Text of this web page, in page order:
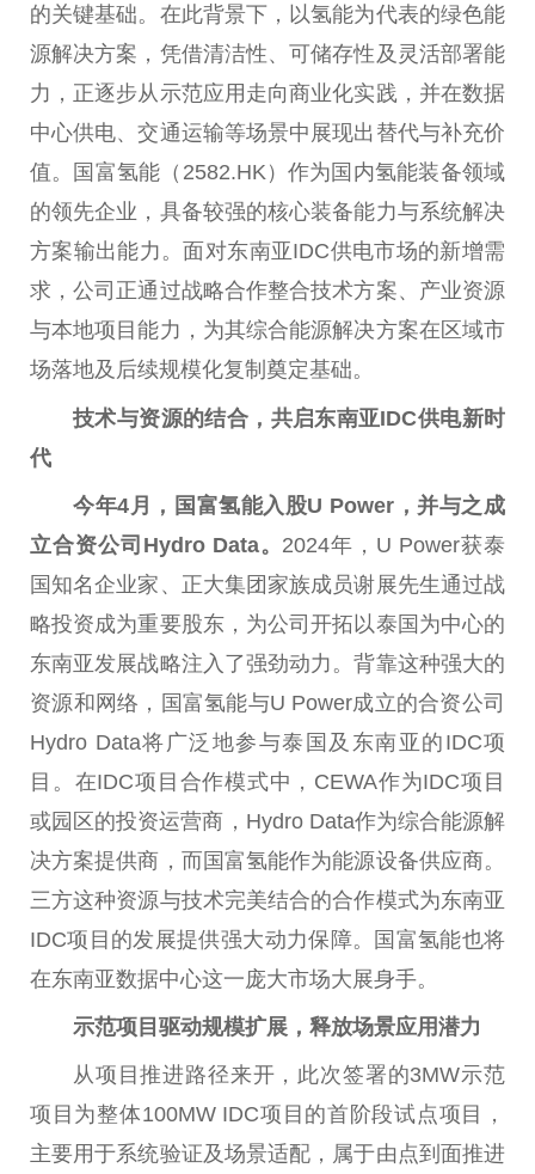
的关键基础。在此背景下，以氢能为代表的绿色能
源解决方案，凭借清洁性、可储存性及灵活部署能
力，正逐步从示范应用走向商业化实践，并在数据
中心供电、交通运输等场景中展现出替代与补充价
值。国富氢能（2582.HK）作为国内氢能装备领域
的领先企业，具备较强的核心装备能力与系统解决
方案输出能力。面对东南亚IDC供电市场的新增需
求，公司正通过战略合作整合技术方案、产业资源
与本地项目能力，为其综合能源解决方案在区域市
场落地及后续规模化复制奠定基础。
技术与资源的结合 ，共启东南亚IDC供电新时
代
今年4 月，国富氢能入股U Power ，并与之成
立合资公司 Hydro Data。 2024年，U Power获泰
国知名企业家、正大集团家族成员谢展先生通过战
略投资成为重要股东，为公司开拓以泰国为中心的
东南亚发展战略注入了强劲动力。背靠这种强大的
资源和网络，国富氢能与U Power成立的合资公司
Hydro Data将广泛地参与泰国及东南亚的IDC项
目。在IDC项目合作模式中，CEWA作为IDC项目
或园区的投资运营商，Hydro Data作为综合能源解
决方案提供商，而国富氢能作为能源设备供应商。
三方这种资源与技术完美结合的合作模式为东南亚
IDC项目的发展提供强大动力保障。国富氢能也将
在东南亚数据中心这一庞大市场大展身手。
示范项目 驱动规模扩展，释放场景应用潜力
从项目推进路径来开，此次签署的3MW示范
项目为整体100MW IDC项目的首阶段试点项目，
主要用于系统验证及场景适配，属于由点到面推进